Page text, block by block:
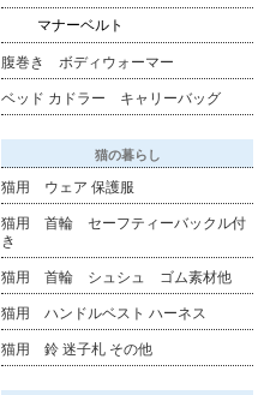
マナーベルト
腹巻き ボディウォーマー
ベッド カドラー キャリーバッグ
猫の暮らし
猫用 ウェア 保護服
猫用 首輪 セーフティーバックル付
き
猫用 首輪 シュシュ ゴム素材他
猫用 ハンドルベスト ハーネス
猫用 鈴 迷子札 その他